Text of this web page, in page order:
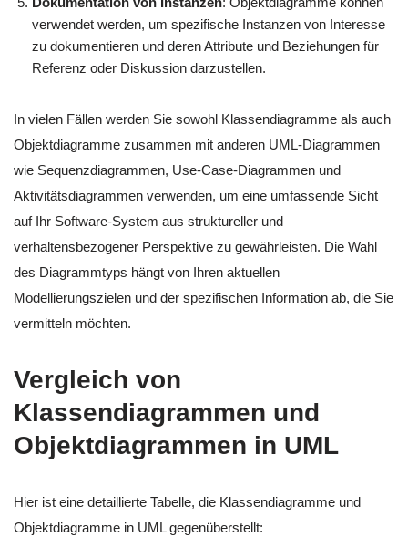
verwendet werden, um spezifische Instanzen von Interesse
zu dokumentieren und deren Attribute und Beziehungen für
Referenz oder Diskussion darzustellen.
In vielen Fällen werden Sie sowohl Klassendiagramme als auch
Objektdiagramme zusammen mit anderen UML-Diagrammen
wie Sequenzdiagrammen, Use-Case-Diagrammen und
Aktivitätsdiagrammen verwenden, um eine umfassende Sicht
auf Ihr Software-System aus struktureller und
verhaltensbezogener Perspektive zu gewährleisten. Die Wahl
des Diagrammtyps hängt von Ihren aktuellen
Modellierungszielen und der spezifischen Information ab, die Sie
vermitteln möchten.
Vergleich von
Klassendiagrammen und
Objektdiagrammen in UML
Hier ist eine detaillierte Tabelle, die Klassendiagramme und
Objektdiagramme in UML gegenüberstellt: